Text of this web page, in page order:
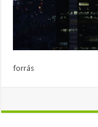
forrás